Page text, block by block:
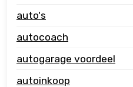
auto's
autocoach
autogarage voordeel
autoinkoop